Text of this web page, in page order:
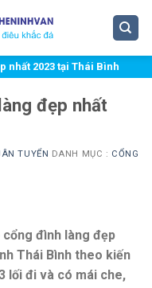
nhất 2023 tại Thái Bình
đẹp nhất
TUYỂN DANH MỤC : CỔNG
cổng đình làng đẹp
Thái Bình theo kiến
lối đi và có mái che,